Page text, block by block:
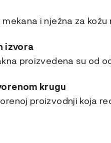
i nježna za
izvora
proizvedena su od
krugu
proizvodnji koja